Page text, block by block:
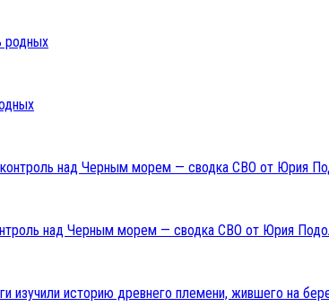
над Черным морем — сводка СВО от Юрия